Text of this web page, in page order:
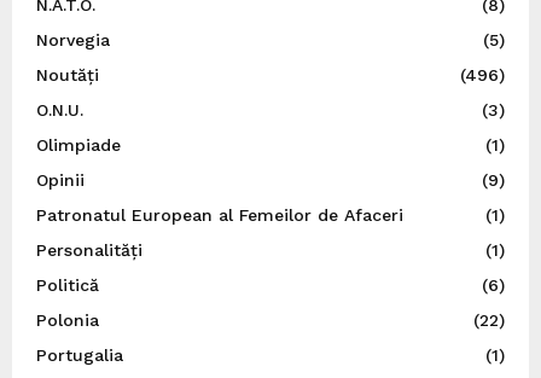
N.A.T.O.
(8)
Norvegia
(5)
Noutăți
(496)
O.N.U.
(3)
Olimpiade
(1)
Opinii
(9)
Patronatul European al Femeilor de Afaceri
(1)
Personalități
(1)
Politică
(6)
Polonia
(22)
Portugalia
(1)